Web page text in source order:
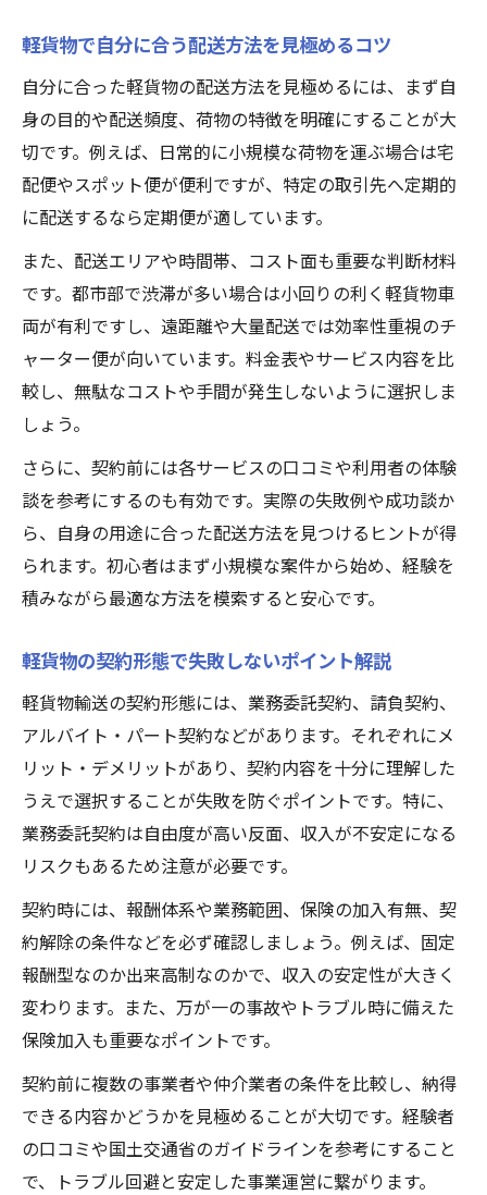
軽貨物で自分に合う配送方法を見極めるコツ
自分に合った軽貨物の配送方法を見極めるには、まず自
身の目的や配送頻度、荷物の特徴を明確にすることが大
切です。例えば、日常的に小規模な荷物を運ぶ場合は宅
配便やスポット便が便利ですが、特定の取引先へ定期的
に配送するなら定期便が適しています。
また、配送エリアや時間帯、コスト面も重要な判断材料
です。都市部で渋滞が多い場合は小回りの利く軽貨物車
両が有利ですし、遠距離や大量配送では効率性重視のチ
ャーター便が向いています。料金表やサービス内容を比
較し、無駄なコストや手間が発生しないように選択しま
しょう。
さらに、契約前には各サービスの口コミや利用者の体験
談を参考にするのも有効です。実際の失敗例や成功談か
ら、自身の用途に合った配送方法を見つけるヒントが得
られます。初心者はまず小規模な案件から始め、経験を
積みながら最適な方法を模索すると安心です。
軽貨物の契約形態で失敗しないポイント解説
軽貨物輸送の契約形態には、業務委託契約、請負契約、
アルバイト・パート契約などがあります。それぞれにメ
リット・デメリットがあり、契約内容を十分に理解した
うえで選択することが失敗を防ぐポイントです。特に、
業務委託契約は自由度が高い反面、収入が不安定になる
リスクもあるため注意が必要です。
契約時には、報酬体系や業務範囲、保険の加入有無、契
約解除の条件などを必ず確認しましょう。例えば、固定
報酬型なのか出来高制なのかで、収入の安定性が大きく
変わります。また、万が一の事故やトラブル時に備えた
保険加入も重要なポイントです。
契約前に複数の事業者や仲介業者の条件を比較し、納得
できる内容かどうかを見極めることが大切です。経験者
の口コミや国土交通省のガイドラインを参考にすること
で、トラブル回避と安定した事業運営に繋がります。